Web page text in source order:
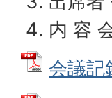
内 容
会議記